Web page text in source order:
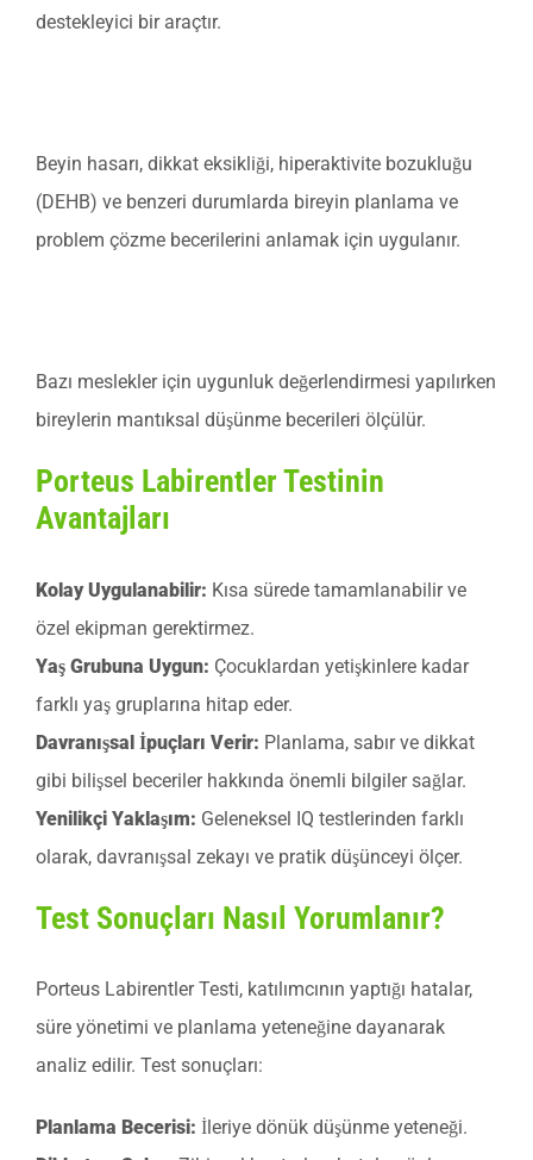
destekleyici bir araçtır.
Beyin hasarı, dikkat eksikliği, hiperaktivite bozukluğu
(DEHB) ve benzeri durumlarda bireyin planlama ve
problem çözme becerilerini anlamak için uygulanır.
Bazı meslekler için uygunluk değerlendirmesi yapılırken
bireylerin mantıksal düşünme becerileri ölçülür.
Porteus Labirentler Testinin
Avantajları
Kolay Uygulanabilir: Kısa sürede tamamlanabilir ve
özel ekipman gerektirmez.
Yaş Grubuna Uygun: Çocuklardan yetişkinlere kadar
farklı yaş gruplarına hitap eder.
Davranışsal İpuçları Verir: Planlama, sabır ve dikkat
gibi bilişsel beceriler hakkında önemli bilgiler sağlar.
Yenilikçi Yaklaşım: Geleneksel IQ testlerinden farklı
olarak, davranışsal zekayı ve pratik düşünceyi ölçer.
Test Sonuçları Nasıl Yorumlanır?
Porteus Labirentler Testi, katılımcının yaptığı hatalar,
süre yönetimi ve planlama yeteneğine dayanarak
analiz edilir. Test sonuçları:
Planlama Becerisi: İleriye dönük düşünme yeteneği.